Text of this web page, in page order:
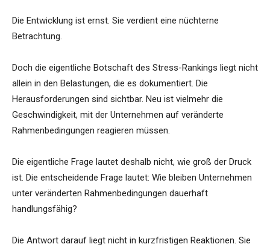
Die Entwicklung ist ernst. Sie verdient eine nüchterne
Betrachtung.
Doch die eigentliche Botschaft des Stress-Rankings liegt nicht
allein in den Belastungen, die es dokumentiert. Die
Herausforderungen sind sichtbar. Neu ist vielmehr die
Geschwindigkeit, mit der Unternehmen auf veränderte
Rahmenbedingungen reagieren müssen.
Die eigentliche Frage lautet deshalb nicht, wie groß der Druck
ist. Die entscheidende Frage lautet: Wie bleiben Unternehmen
unter veränderten Rahmenbedingungen dauerhaft
handlungsfähig?
Die Antwort darauf liegt nicht in kurzfristigen Reaktionen. Sie